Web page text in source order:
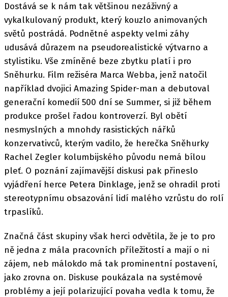
Dostává se k nám tak většinou nezáživný a
vykalkulovaný produkt, který kouzlo animovaných
světů postrádá. Podnětné aspekty velmi záhy
udusává důrazem na pseudorealistické výtvarno a
stylistiku. Vše zmíněné beze zbytku platí i pro
Sněhurku. Film režiséra Marca Webba, jenž natočil
například dvojici Amazing Spider-man a debutoval
generační komedií 500 dní se Summer, si již během
produkce prošel řadou kontroverzí. Byl obětí
nesmyslných a mnohdy rasistických nářků
konzervativců, kterým vadilo, že herečka Sněhurky
Rachel Zegler kolumbijského původu nemá bílou
pleť. O poznání zajímavější diskusi pak přineslo
vyjádření herce Petera Dinklage, jenž se ohradil proti
stereotypnímu obsazování lidí malého vzrůstu do rolí
trpaslíků.
Značná část skupiny však herci odvětila, že je to pro
ně jedna z mála pracovních příležitostí a mají o ni
zájem, neb málokdo má tak prominentní postavení,
jako zrovna on. Diskuse poukázala na systémové
problémy a její polarizující povaha vedla k tomu, že